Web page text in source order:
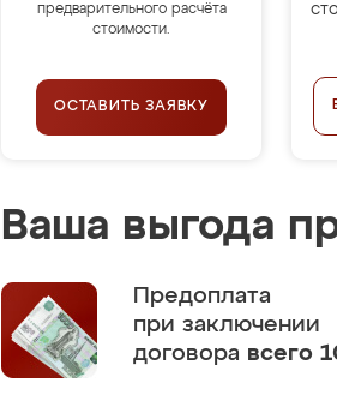
предварительного расчёта
стоимости.
ОСТАВИТЬ ЗАЯВКУ
Ваша выгода
Предоплата
при заключении
договора всего